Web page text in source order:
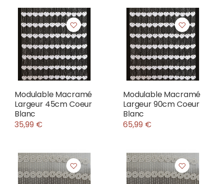
Modulable Macramé
Largeur 45cm Coeur
Blanc
35,99 €
Modulable Macramé
Largeur 90cm Coeur
Blanc
65,99 €